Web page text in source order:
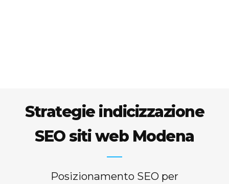
Strategie indicizzazione
SEO siti web Modena
Posizionamento SEO per